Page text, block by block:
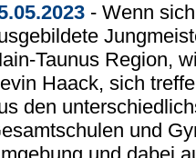
- Wenn
Taunus Region,
Haack, sich
den
und